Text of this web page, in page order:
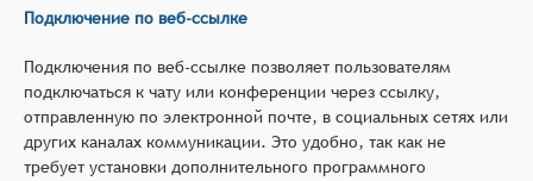
Подключение по веб-ссылке
Подключения по веб-ссылке позволяет пользователям
подключаться к чату или конференции через ссылку,
отправленную по электронной почте, в социальных сетях или
других каналах коммуникации. Это удобно, так как не
требует установки дополнительного программного